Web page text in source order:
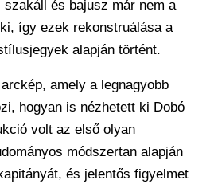
szakáll és bajusz már nem a
így ezek rekonstruálása a
alapján történt.
amely a legnagyobb
hogyan is nézhetett ki Dobó
volt az első olyan
módszertan alapján
és jelentős figyelmet